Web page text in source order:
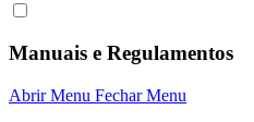
Manuais e Regulamentos
Abrir Menu Fechar Menu